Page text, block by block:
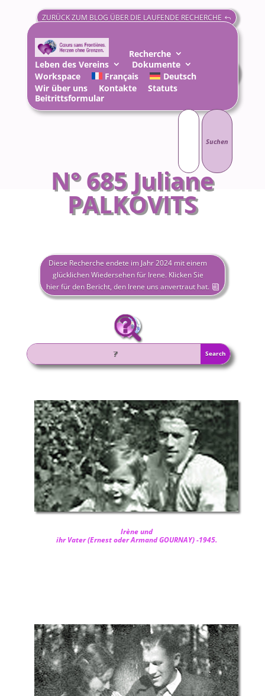
Recherche
Leben des Vereins
Dokumente
Workspace
Français
Deutsch
Wir über uns
Kontakte
Statuts
Beitrittsformular
Suchen
nach:
ZURÜCK ZUM BLOG ÜBER DIE LAUFENDE RECHERCHE
KONTAKTIEREN SIE HIER DEN VERANTWORTLICHEN
DIESER SUCHE
N° 685 Juliane
PALKOVITS
Diese Recherche endete im Jahr 2024 mit einem
glücklichen Wiedersehen für Irene. Klicken Sie
hier für den Bericht, den Irene uns anvertraut hat.
Irène und
ihr Vater (Ernest oder Armand GOURNAY) -1945.